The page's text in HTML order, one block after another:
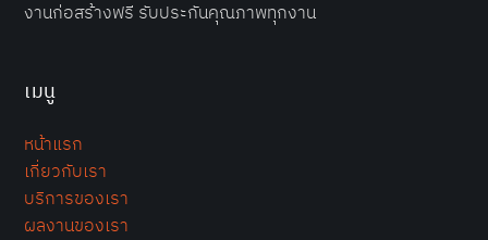
งานก่อสร้างฟรี รับประกันคุณภาพทุกงาน
เมนู
หน้าแรก
เกี่ยวกับเรา
บริการของเรา
ผลงานของเรา